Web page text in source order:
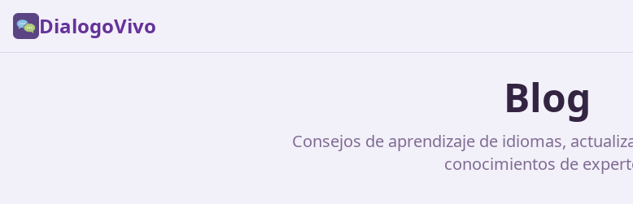
DialogoVivo
Blog
Consejos de aprendizaje de idiomas,
conocimientos de